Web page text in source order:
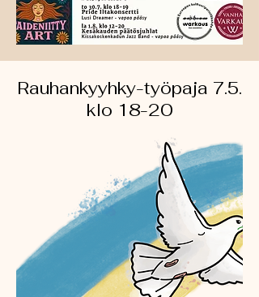
Rauhankyyhky-työpaja 7.5.
klo 18-20